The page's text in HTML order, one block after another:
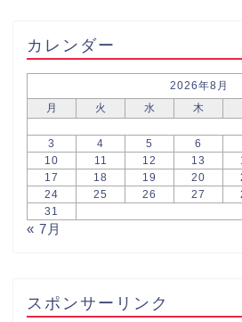
カレンダー
2026年8月
月
火 水 木
3
4 5 6
10
11 12 13
17
18 19 20
24
25 26 27
31
« 7月
スポンサーリンク